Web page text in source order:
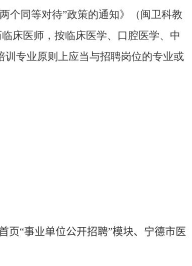
个同等对待”政策的通知》（闽卫科教
床医师，按临床医学、口腔医学、中
专业原则上应当与招聘岗位的专业或
页“事业单位公开招聘”模块、宁德市医